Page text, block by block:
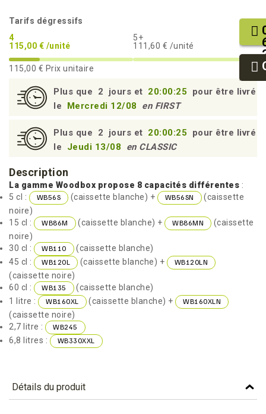
Tarifs dégressifs
4
115,00 € /unité
5+
111,60 € /unité
115,00 € Prix unitaire
Plus que 2 jours et 20:00:24
pour être livré
le
Mercredi 12/08 en FIRST
Plus que 2 jours et 20:00:24
pour être livré
le
Jeudi 13/08 en CLASSIC
Description
La gamme Woodbox propose 8 capacités différentes :
5 cl :
WB56S (caissette blanche) + WB56SN
(caissette
noire)
15 cl :
WB86M (caissette blanche) + WB86MN
(caissette
noire)
30 cl :
WB110
(caissette blanche)
45 cl :
WB120L (caissette blanche) + WB120LN
(caissette noire)
60 cl :
WB135
(caissette blanche)
1 litre :
WB160XL (caissette blanche) + WB160XLN
(caissette noire)
2,7 litre :
WB245
6,8 litres : WB330XXL
Détails du produit